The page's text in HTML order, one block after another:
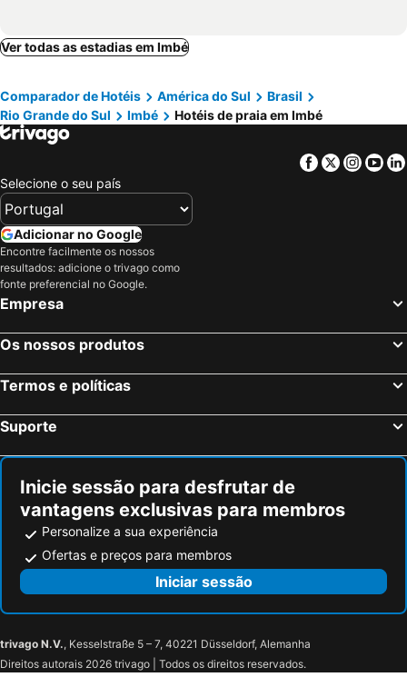
Ver todas as estadias em Imbé
Comparador de Hotéis América do Sul
Brasil
Rio Grande do Sul
Imbé Hotéis de praia em Imbé
Facebook
Twitter
Selecione o seu país
Adicionar no Google
Encontre facilmente os nossos
resultados: adicione o trivago como
fonte preferencial no Google.
Empresa
Os nossos produtos
Termos e políticas
Suporte
Inicie sessão para desfrutar de
vantagens exclusivas para membros
Personalize a sua experiência
Ofertas e preços para membros
Iniciar sessão
trivago N.V., Kesselstraße 5 – 7, 40221 Düsseldorf, Alemanha
Direitos autorais 2026 trivago | Todos os direitos reservados.